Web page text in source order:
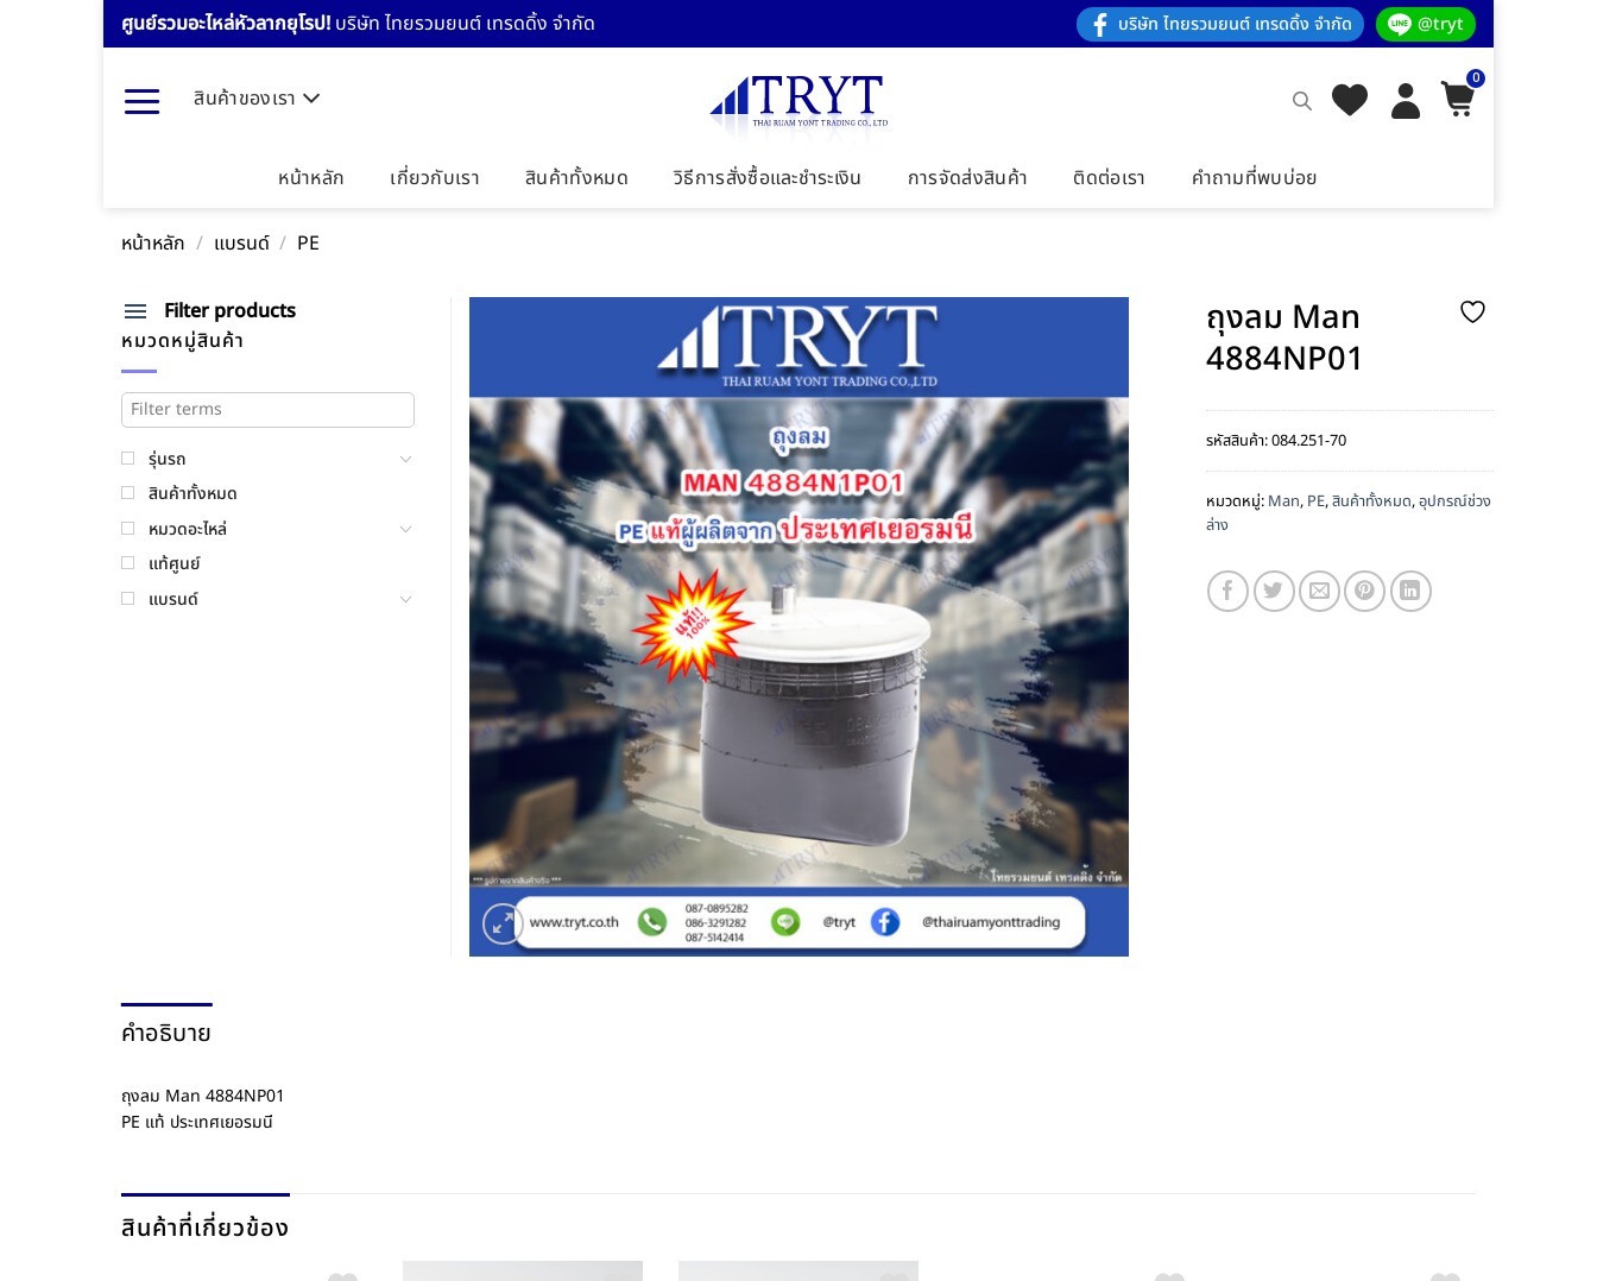
Skip
to
ศูนย์รวมอะไหล่หัวลากยุโรป! บริษัท ไทยรวมยนต์ เทรดดิ้ง จำกัด บริษัท ไทยรวมยนต์ เทรดดิ้ง จำกัด @tryt
สินค้าของเรา
0
หน้าหลัก เกี่ยวกับเรา สินค้าทั้งหมด วิธีการสั่งซื้อและชำระเงิน การจัดส่งสินค้า ติดต่อเรา คำถามที่พบบ่อย
หน้าหลัก / แบรนด์ / PE
ถุงลม Man
4884NP01
รหัสสินค้า:084.251-70
หมวดหมู่: Man, PE,สินค้าทั้งหมด,อุปกรณ์ช่วง
ล่าง
Filter products
หมวดหมู่สินค้า
รุ่นรถ
สินค้าทั้งหมด
หมวดอะไหล่
แท้ศูนย์
แบรนด์
คำอธิบาย
ถุงลม Man 4884NP01
PE แท้ ประเทศเยอรมนี
สินค้าที่เกี่ยวข้อง